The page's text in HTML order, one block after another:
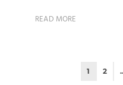
READ MORE
1 2